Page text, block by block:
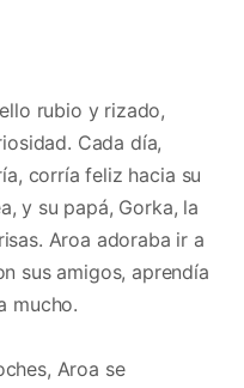
rubio y rizado,
Cada día,
corría feliz hacia su
y su papá, Gorka, la
Aroa adoraba ir a
sus amigos, aprendía
mucho.
Aroa se